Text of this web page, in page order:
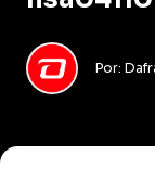
Por: